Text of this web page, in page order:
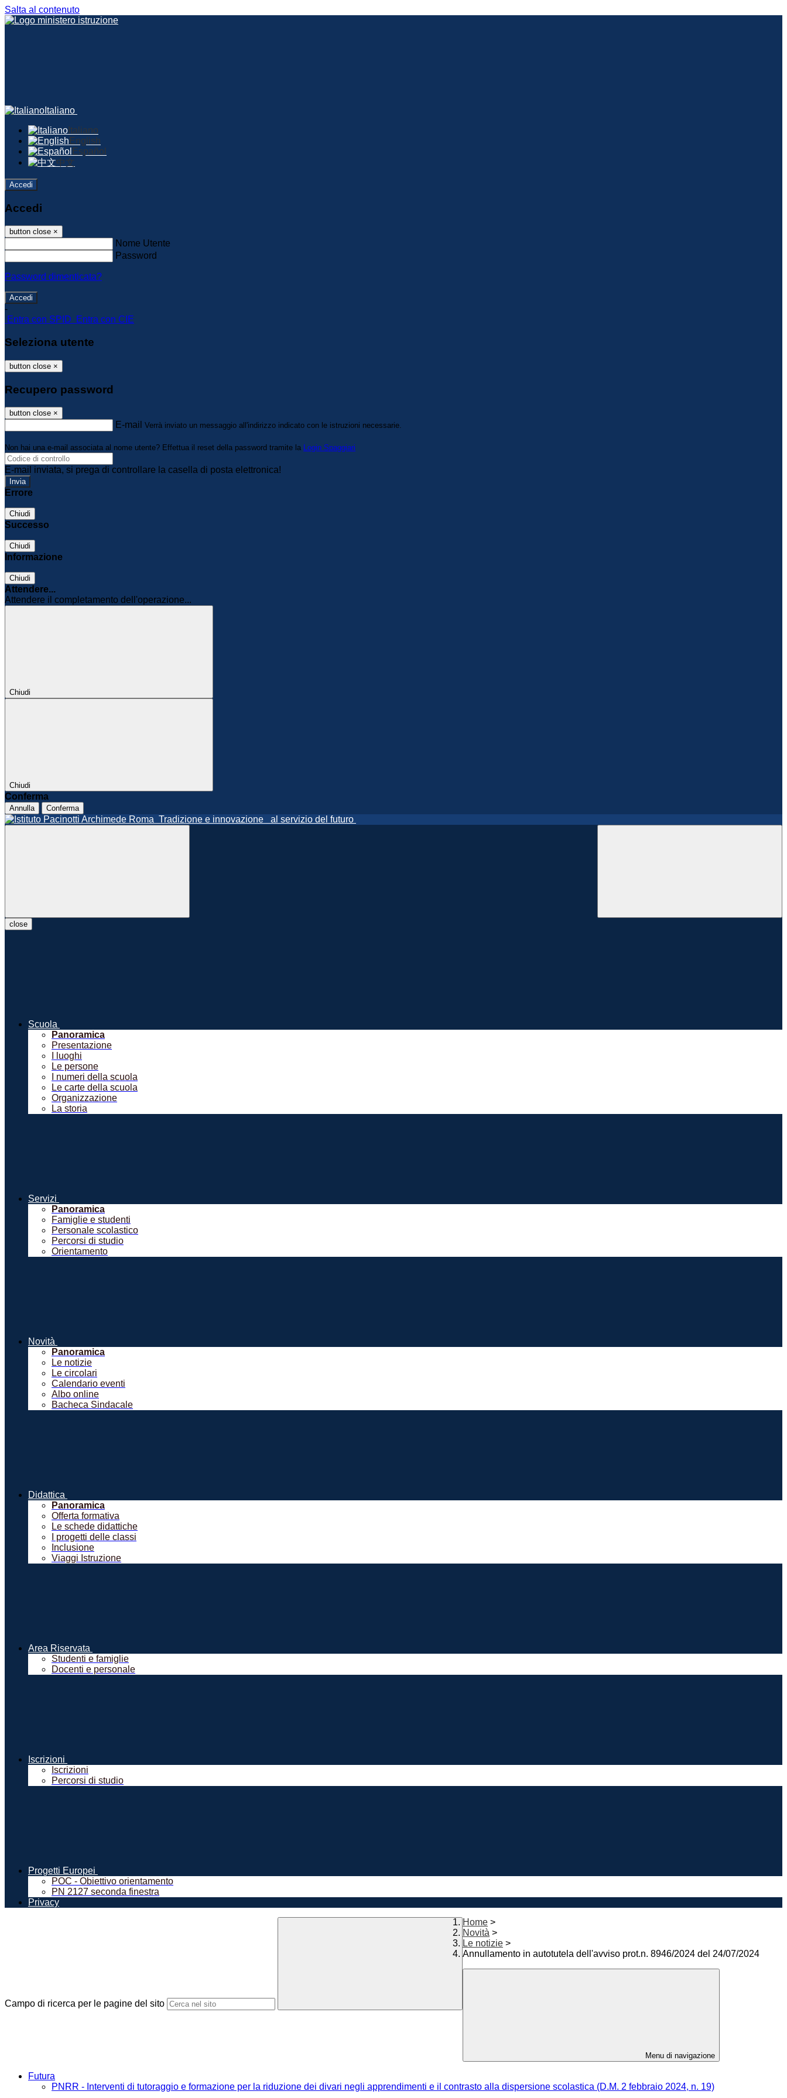
Salta al contenuto
Italiano
Italiano
English
Español
中文
Accedi
Accedi
button close ×
Nome Utente
Password
Password dimenticata?
-
Entra con SPID
Entra con CIE
Seleziona utente
button close ×
Recupero password
button close ×
E-mail Verrà inviato un messaggio all'indirizzo indicato con le istruzioni necessarie.
Non hai una e-mail associata al nome utente? Effettua il reset della password tramite la Login Spaggiari
E-mail inviata, si prega di controllare la casella di posta elettronica!
Errore
Chiudi
Successo
Chiudi
Informazione
Chiudi
Attendere...
Attendere il completamento dell'operazione...
Chiudi
Chiudi
Conferma
Annulla Conferma
Roma Tradizione e innovazione al servizio del futuro
close
Scuola
Panoramica
Presentazione
I luoghi
Le persone
I numeri della scuola
Le carte della scuola
Organizzazione
La storia
Servizi
Panoramica
Famiglie e studenti
Personale scolastico
Percorsi di studio
Orientamento
Novità
Panoramica
Le notizie
Le circolari
Calendario eventi
Albo online
Bacheca Sindacale
Didattica
Panoramica
Offerta formativa
Le schede didattiche
I progetti delle classi
Inclusione
Viaggi Istruzione
Area Riservata
Studenti e famiglie
Docenti e personale
Iscrizioni
Iscrizioni
Percorsi di studio
Progetti Europei
POC - Obiettivo orientamento
PN 2127 seconda finestra
Privacy
Campo di ricerca per le pagine del sito
Home >
Novità >
Le notizie >
Annullamento in autotutela dell'avviso prot.n. 8946/2024 del 24/07/2024
Menu di navigazione
Futura
PNRR - Interventi di tutoraggio e formazione per la riduzione dei divari negli apprendimenti e il contrasto alla dispersione scolastica (D.M. 2 febbraio 2024, n. 19)